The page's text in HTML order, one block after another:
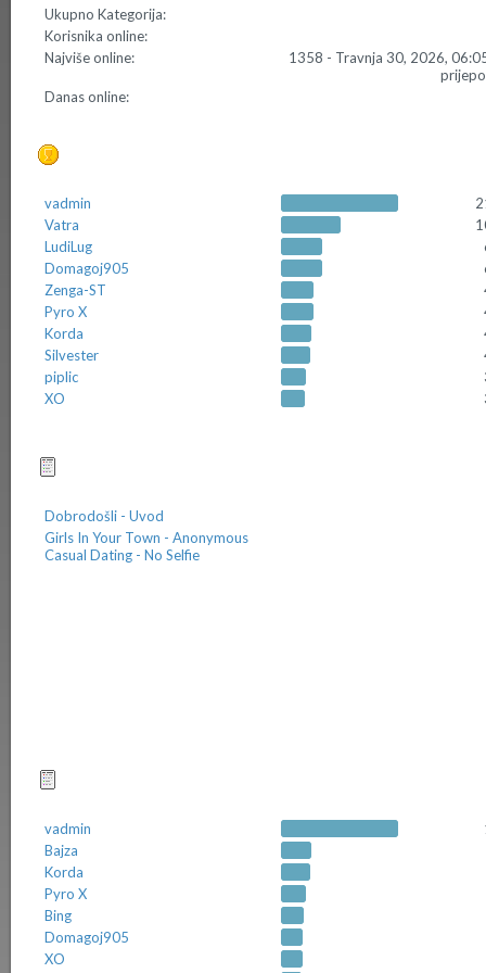
Ukupno Kategorija:
Korisnika online:
Najviše online:
1358 - Travnja 30, 2026,
Danas online:
vadmin
Vatra
LudiLug
Domagoj905
Zenga-ST
Pyro X
Korda
Silvester
piplic
XO
Dobrodošli - Uvod
Girls In Your Town - Anonymous
Casual Dating - No Selfie
vadmin
Bajza
Korda
Pyro X
Bing
Domagoj905
XO